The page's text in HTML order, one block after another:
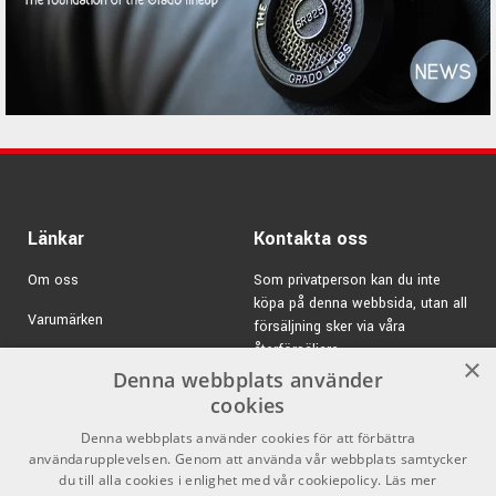
Länkar
Om oss
Varumärken
Försäljningsvillkor
Inlogg för återförsäljare
Kontakta oss
Som privatperson kan du inte
köpa på denna webbsida, utan all
försäljning sker via våra
återförsäljare.
E-post:info@emnordic.se
×
Denna webbplats använder
cookies
Denna webbplats använder cookies för att förbättra
användarupplevelsen. Genom att använda vår webbplats samtycker
du till alla cookies i enlighet med vår cookiepolicy. Läs mer